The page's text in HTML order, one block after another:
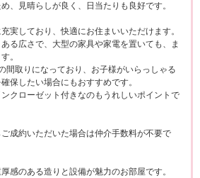
、見晴らしが良く、日当たりも良好です。
実しており、快適にお住まいいただけます。
る広さで、大型の家具や家電を置いても、ま
。
間取りになっており、お子様がいらっしゃる
保したい場合にもおすすめです。
クローゼット付きなのもうれしいポイントで
成約いただいた場合は仲介手数料が不要で
感のある造りと設備が魅力のお部屋です。